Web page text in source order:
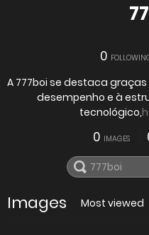
0
A 777boi se destaca
desempenho e à
tecnológico,
0 IMAGES
Images Most viewed